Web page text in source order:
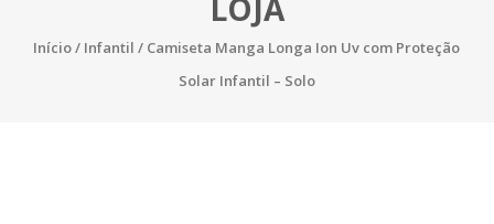
LOJA
Início/ Infantil / Camiseta Manga Longa Ion Uv com Proteção
Solar Infantil – Solo